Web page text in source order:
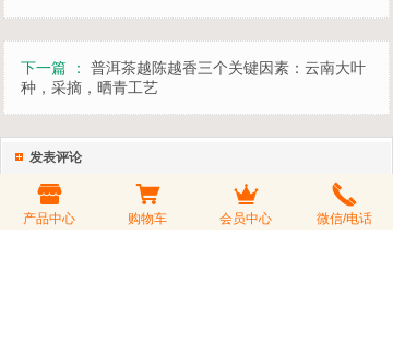
下一篇 ： 普洱茶越陈越香三个关键因素：云南大叶
种，采摘，晒青工艺
发表评论
您的评价
评论标题
产品中心 购物车 会员中心 微信/电话